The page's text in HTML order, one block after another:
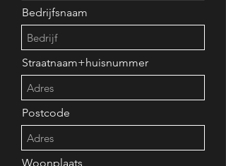
Bedrijfsnaam
Straatnaam+huisnummer
Postcode
Woonplaats